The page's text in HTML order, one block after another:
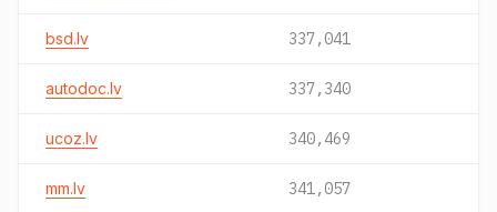
bsd.lv 337,041
autodoc.lv 337,340
ucoz.lv 340,469
mm.lv 341,057